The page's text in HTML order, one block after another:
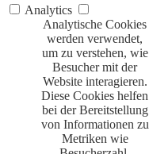
Analytics
Analytische Cookies
werden verwendet,
um zu verstehen, wie
Besucher mit der
Website interagieren.
Diese Cookies helfen
bei der Bereitstellung
von Informationen zu
Metriken wie